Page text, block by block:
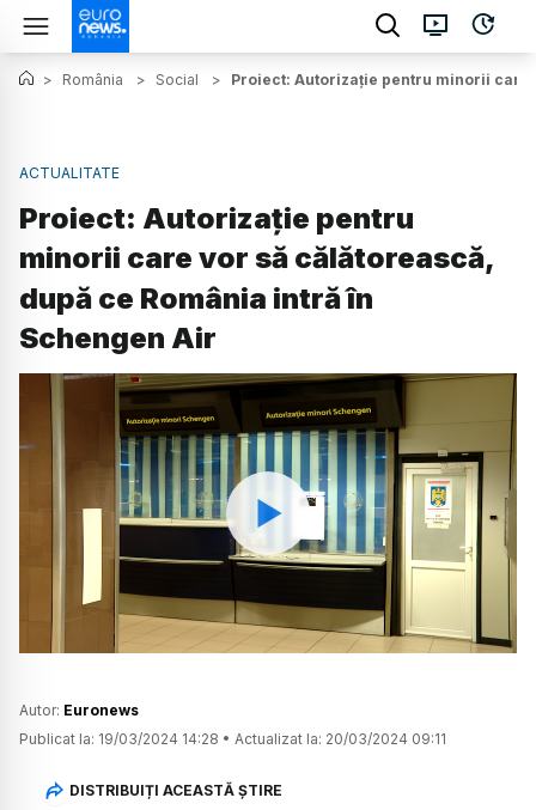
> România > Social > Proiect: Autorizație pentru minorii care
ACTUALITATE
Proiect: Autorizație pentru
minorii care vor să călătorească,
după ce România intră în
Schengen Air
Watch
Autor: Euronews
Publicat la: 19/03/2024 14:28 • Actualizat la: 20/03/2024 09:11
DISTRIBUIȚI ACEASTĂ ȘTIRE